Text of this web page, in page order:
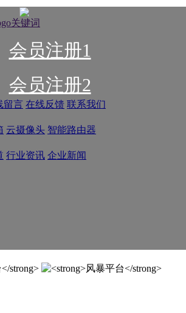
会员注册1
会员注册2
留言 在线反馈 联系我们
云摄像头 智能路由器
行业资讯 企业新闻